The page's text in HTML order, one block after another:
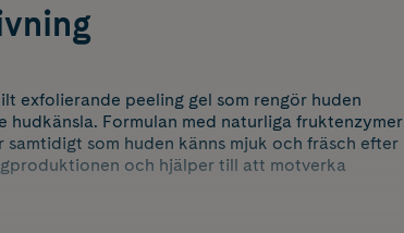
exfolierande peeling gel som rengör huden
Formulan med naturliga fruktenzymer
som huden känns mjuk och fräsch efter
och hjälper till att motverka